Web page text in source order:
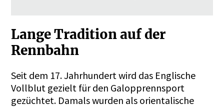
Lange Tradition auf der
Rennbahn
Seit dem 17. Jahrhundert wird das Englische
Vollblut gezielt für den Galopprennsport
gezüchtet. Damals wurden als orientalische